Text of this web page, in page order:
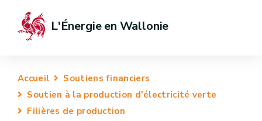
L'Énergie en Wallonie
Accueil
Soutiens financiers
Soutien à la production d'électricité verte
Filières de production